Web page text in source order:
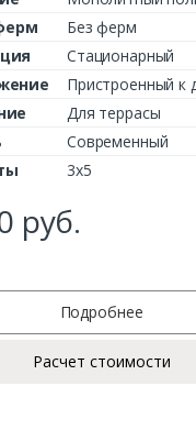
Заказать
к заказу
Без ферм
Стационарный
Пристроенный к
Для террасы
Современный
3х5
руб.
Подробнее
Расчет стоимости